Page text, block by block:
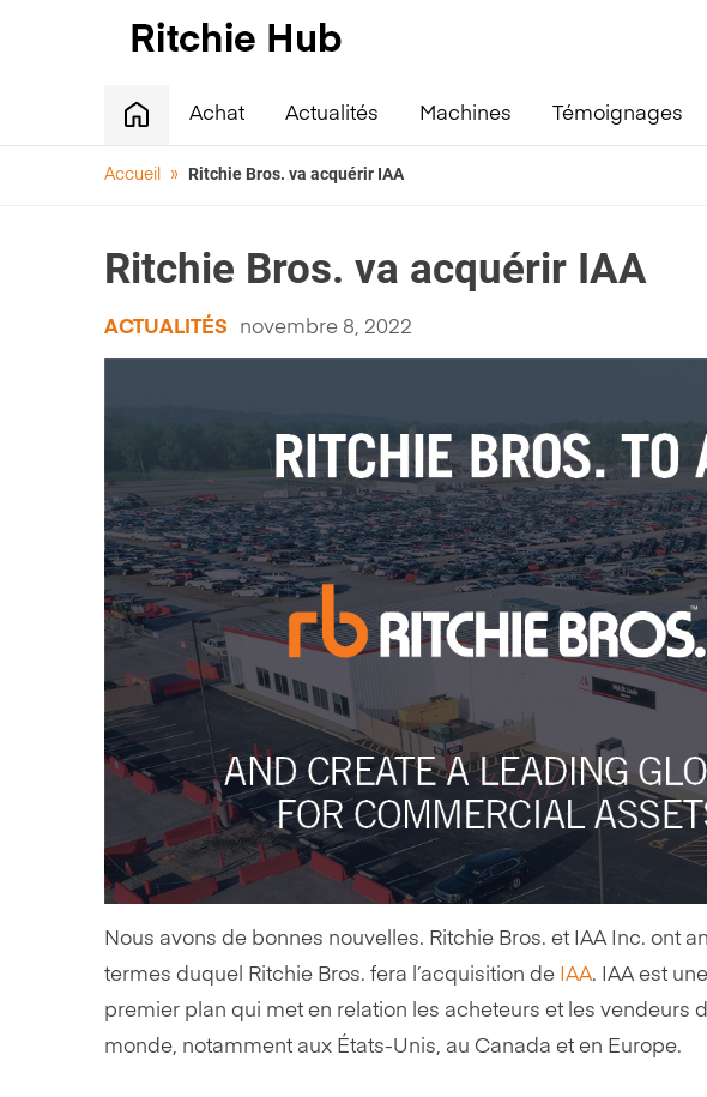
Achat Actualités Machines Témoignages
Accueil » Ritchie Bros. va acquérir IAA
Ritchie Bros. va acquérir IAA
ACTUALITÉS novembre 8, 2022
Nous avons de bonnes nouvelles. Ritchie Bros. et IAA Inc. ont
termes duquel Ritchie Bros. fera l’acquisition de IAA. IAA est
premier plan qui met en relation les acheteurs et les vendeurs
monde, notamment aux États-Unis, au Canada et en Europe.